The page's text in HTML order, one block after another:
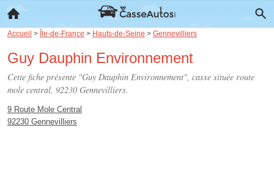
Accueil > Île-de-France > Hauts-de-Seine > Gennevilliers
Guy Dauphin Environnement
Cette fiche présente "Guy Dauphin Environnement", casse située route
mole central, 92230 Gennevilliers.
9 Route Mole Central
92230 Gennevilliers